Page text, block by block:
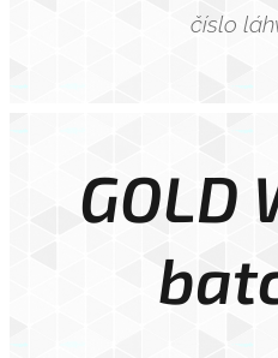
číslo
GOLD